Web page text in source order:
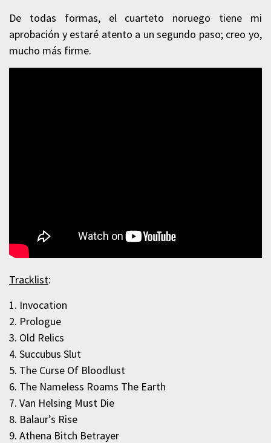
De todas formas, el cuarteto noruego tiene mi
aprobación y estaré atento a un segundo paso; creo yo,
mucho más firme.
Tracklist:
1. Invocation
2. Prologue
3. Old Relics
4. Succubus Slut
5. The Curse Of Bloodlust
6. The Nameless Roams The Earth
7. Van Helsing Must Die
8. Balaur’s Rise
9. Athena Bitch Betrayer